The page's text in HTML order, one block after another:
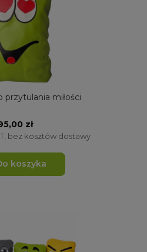
przytulania miłości
zł
bez kosztów dostawy
koszyka